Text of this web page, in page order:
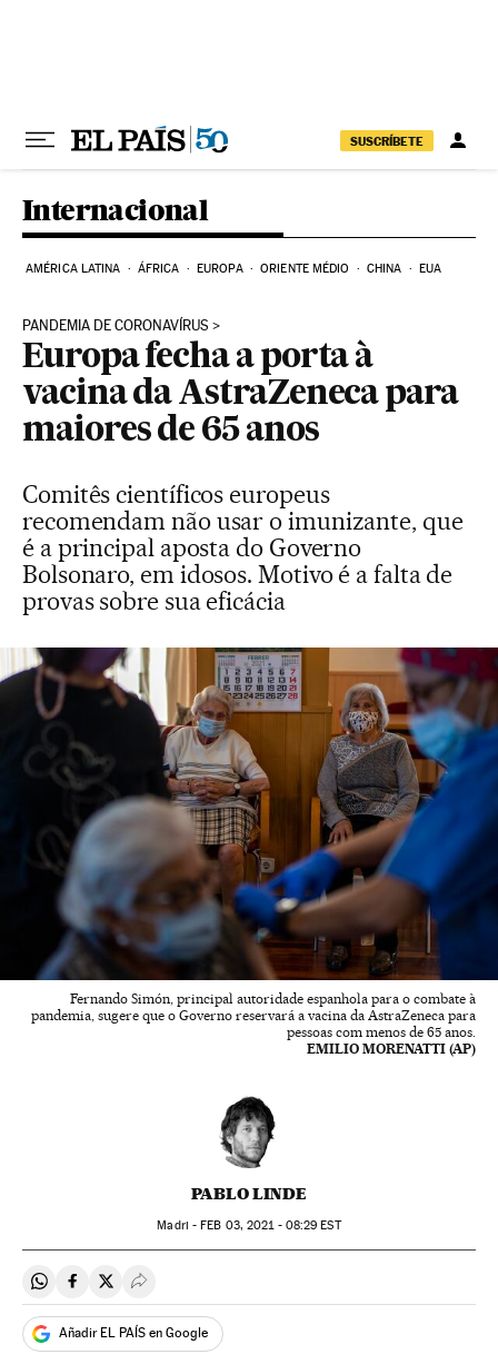
SUSCRÍBETE
Internacional
AMÉRICA LATINA ÁFRICA EUROPA ORIENTE MÉDIO CHINA EUA
PANDEMIA DE CORONAVÍRUS
Europa fecha a porta à
vacina da AstraZeneca para
maiores de 65 anos
Comitês científicos europeus
recomendam não usar o imunizante, que
é a principal aposta do Governo
Bolsonaro, em idosos. Motivo é a falta de
provas sobre sua eficácia
Fernando Simón, principal autoridade espanhola para o combate à
pandemia, sugere que o Governo reservará a vacina da AstraZeneca para
pessoas com menos de 65 anos.
EMILIO MORENATTI (AP)
PABLO LINDE
Madri -FEB 03, 2021 - 08:29 EST
Compartir en Whatsapp
Compartir en Facebook
Compartir en Twitter
Desplegar Redes Sociales
Añadir EL PAÍS en Google